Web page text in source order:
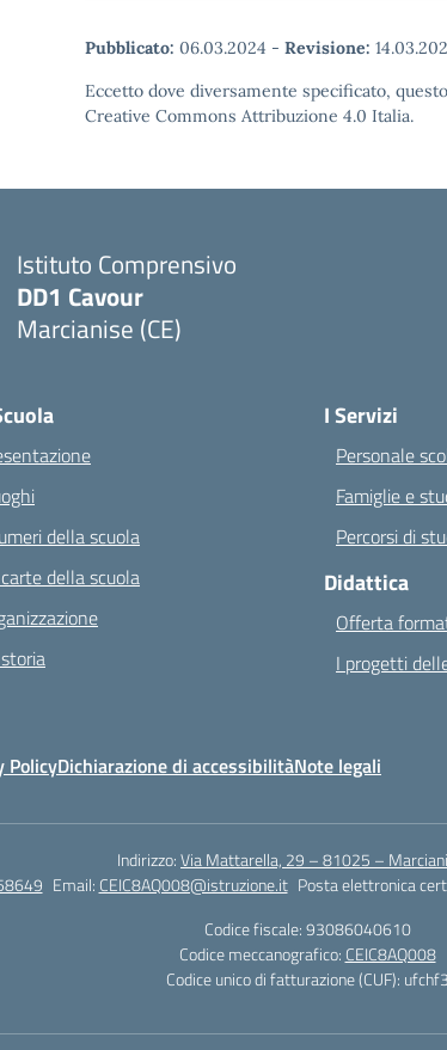
Pubblicato: 06.03.2024 - Revisione:
Eccetto dove diversamente specificato,
Creative Commons Attribuzione 4.0 Italia.
Istituto Comprensivo
DD1 Cavour
Marcianise (CE)
della scuola
della scuola
I Servizi
Personale
Famiglie e
Percorsi di
Didattica
Offerta
I progetti
PolicyDichiarazione di accessibilitàNote legali
Indirizzo:Via Mattarella, 29 – 81025 –
Email: CEIC8AQ008@istruzione.it Posta elettronica
Codice fiscale: 93086040610
Codice meccanografico: CEIC8AQ008
Codice unico di fatturazione (CUF): ufchf3